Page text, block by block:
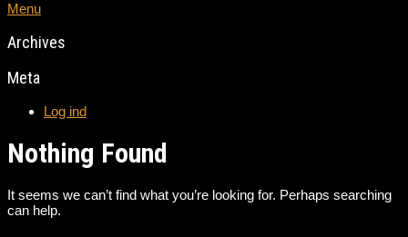
Menu
Archives
Meta
Log ind
Nothing Found
It seems we can’t find what you’re looking for. Perhaps searching
can help.